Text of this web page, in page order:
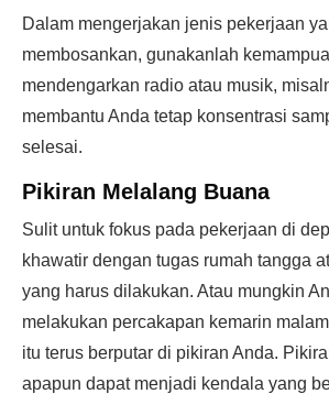
Dalam mengerjakan jenis pekerjaan
membosankan, gunakanlah
mendengarkan radio atau musik,
membantu Anda tetap konsentrasi
selesai.
Pikiran Melalang Buana
Sulit untuk fokus pada pekerjaan di
khawatir dengan tugas rumah tangga
yang harus dilakukan. Atau mungkin
melakukan percakapan kemarin
itu terus berputar di pikiran Anda.
apapun dapat menjadi kendala yang